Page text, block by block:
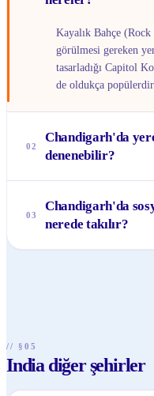
Kayalık Bahçe
görülmesi gereken
tasarladığı Capitol
de oldukça popülerdir.
02
Chandigarh'da
denenebilir?
mutfağının tadına
Özellikle tereyağlı
03
Chandigarh'da
nerede takılır?
// §05
India diğer şehirler